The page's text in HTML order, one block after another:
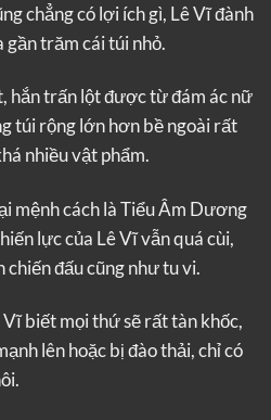
chẳng có lợi ích gì, Lê Vĩ đành
trăm cái túi nhỏ.
hắn trấn lột được từ đám ác nữ
túi rộng lớn hơn bề ngoài rất
nhiều vật phẩm.
mệnh cách là Tiểu Âm Dương
lực của Lê Vĩ vẫn quá cùi,
chiến đấu cũng như tu vi.
biết mọi thứ sẽ rất tàn khốc,
lên hoặc bị đào thải, chỉ có